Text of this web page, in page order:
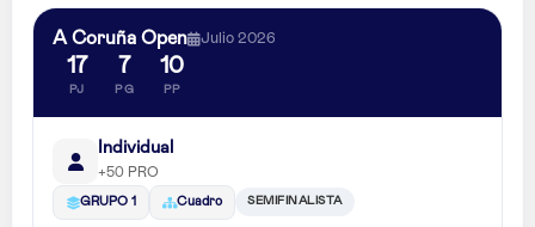
A Coruña Open Julio 2026
17
PJ
7
PG
10
PP
Individual
+50 PRO
GRUPO 1 Cuadro SEMIFINALISTA